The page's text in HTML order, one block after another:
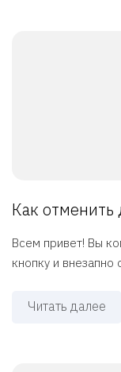
Как
Всем привет! Вы
кнопку и внезапно
Читать далее